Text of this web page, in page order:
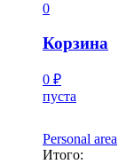
0
Корзина
0 ₽
пуста
Personal area
Итого: